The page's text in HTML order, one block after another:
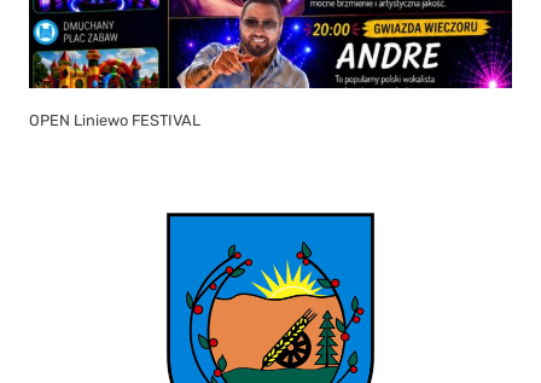
OPEN Liniewo FESTIVAL